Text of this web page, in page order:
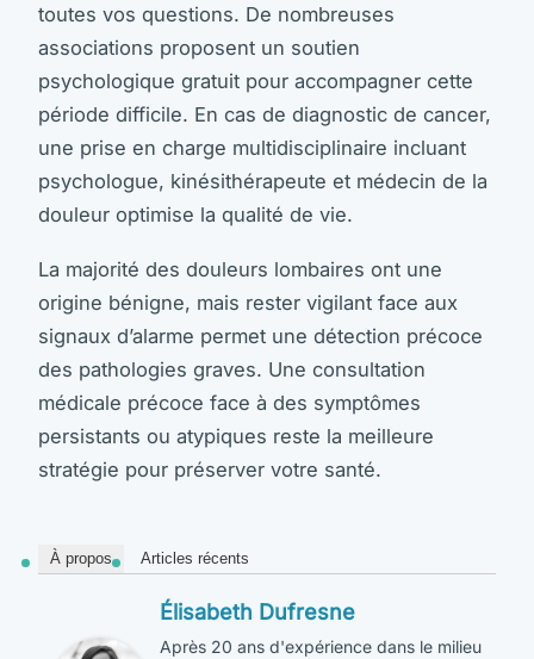
toutes vos questions. De nombreuses
associations proposent un soutien
psychologique gratuit pour accompagner cette
période difficile. En cas de diagnostic de cancer,
une prise en charge multidisciplinaire incluant
psychologue, kinésithérapeute et médecin de la
douleur optimise la qualité de vie.
La majorité des douleurs lombaires ont une
origine bénigne, mais rester vigilant face aux
signaux d’alarme permet une détection précoce
des pathologies graves. Une consultation
médicale précoce face à des symptômes
persistants ou atypiques reste la meilleure
stratégie pour préserver votre santé.
À propos Articles récents
Élisabeth Dufresne
Après 20 ans d'expérience dans le milieu